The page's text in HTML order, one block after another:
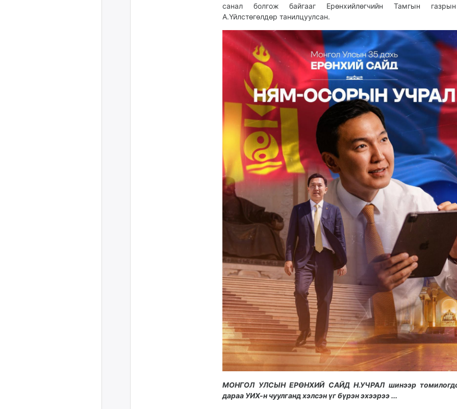
санал болгож байгааг Ерөнхийлөгчийн Тамгын
А.Үйлстөгөлдөр танилцуулсан.
МОНГОЛ УЛСЫН ЕРӨНХИЙ САЙД Н.УЧРАЛ шинээр
дараа УИХ-н чуулганд хэлсэн үг бүрэн эхээрээ ...